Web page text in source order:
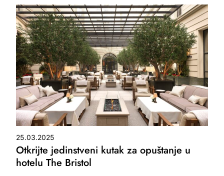
25.03.2025
Otkrijte jedinstveni kutak za opuštanje u
hotelu The Bristol